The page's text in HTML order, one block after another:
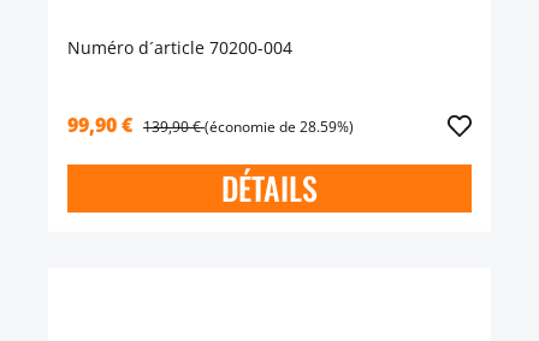
Numéro d´article 70200-004
99,90 € 139,90 €(économie de 28.59%)
DÉTAILS